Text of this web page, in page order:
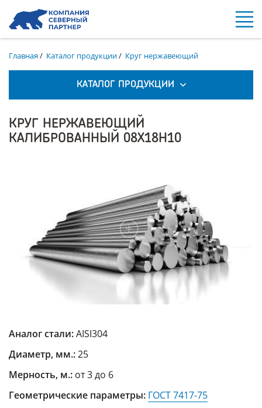
Главная/ Каталог продукции/ Круг нержавеющий
КАТАЛОГ ПРОДУКЦИИ
КРУГ НЕРЖАВЕЮЩИЙ
КАЛИБРОВАННЫЙ 08Х18Н10
Аналог стали:AISI304
Диаметр, мм.:25
Мерность, м.: от 3 до 6
Геометрические параметры: ГОСТ 7417-75